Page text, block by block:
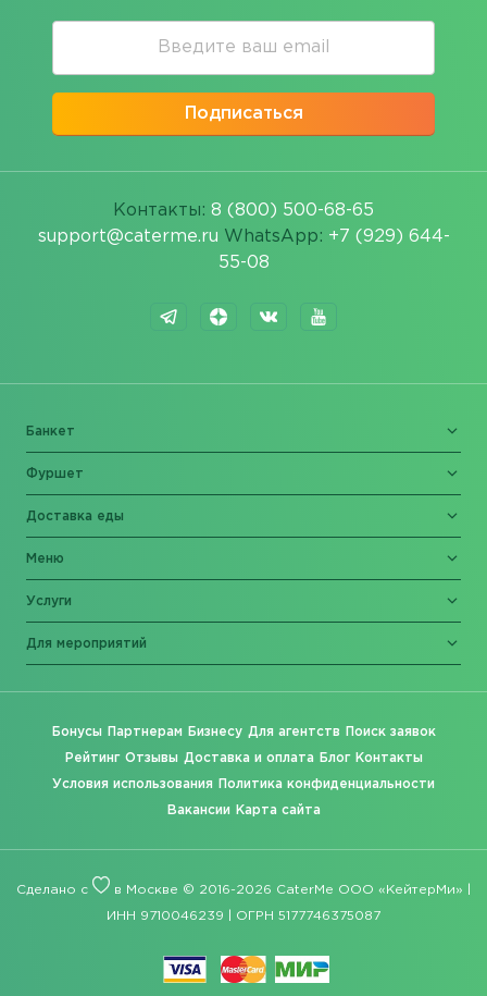
Подписаться
Контакты: 8 (800) 500-68-65
support@caterme.ru WhatsApp: +7 (929) 644-
55-08
Банкет
Фуршет
Доставка еды
Меню
Услуги
Для мероприятий
Бонусы Партнерам Бизнесу Для агентств Поиск заявок
Рейтинг Отзывы Доставка и оплата Блог Контакты
Условия использования Политика конфиденциальности
Вакансии Карта сайта
Сделано с в Москве © 2016-2026 CaterMe ООО «КейтерМи» |
ИНН 9710046239 | ОГРН 5177746375087